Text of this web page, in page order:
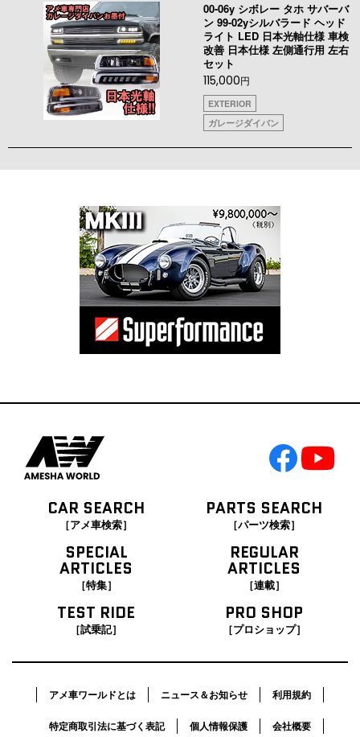
00-06y シボレー タホ サバーバ
ン 99-02yシルバラード ヘッド
ライト LED 日本光軸仕様 車検
改善 日本仕様 左側通行用 左右
セット
115,000円
EXTERIOR
ガレージダイバン
CAR SEARCH
［アメ車検索］
PARTS SEARCH
［パーツ検索］
SPECIAL
ARTICLES
［特集］
REGULAR
ARTICLES
［連載］
TEST RIDE
［試乗記］
PRO SHOP
［プロショップ］
アメ車ワールドとは ニュース＆お知らせ 利用規約
特定商取引法に基づく表記 個人情報保護 会社概要